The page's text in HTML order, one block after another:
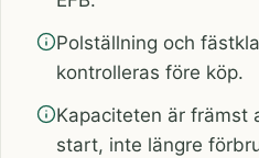
Polställning och
kontrolleras före köp.
Kapaciteten är främst
start, inte längre